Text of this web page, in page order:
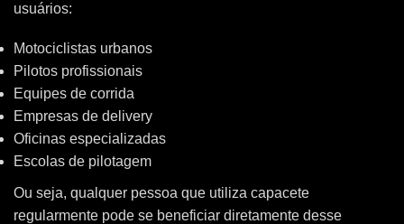
usuários:
Motociclistas urbanos
Pilotos profissionais
Equipes de corrida
Empresas de delivery
Oficinas especializadas
Escolas de pilotagem
Ou seja, qualquer pessoa que utiliza capacete
regularmente pode se beneficiar diretamente desse